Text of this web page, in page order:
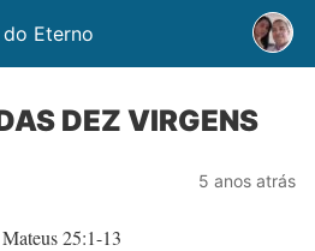
Eterno
DEZ VIRGENS
5 anos atrás
25:1-13